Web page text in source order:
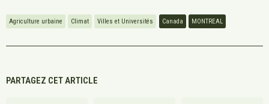
Agriculture urbaine Climat Villes et Universités Canada MONTREAL
PARTAGEZ CET ARTICLE